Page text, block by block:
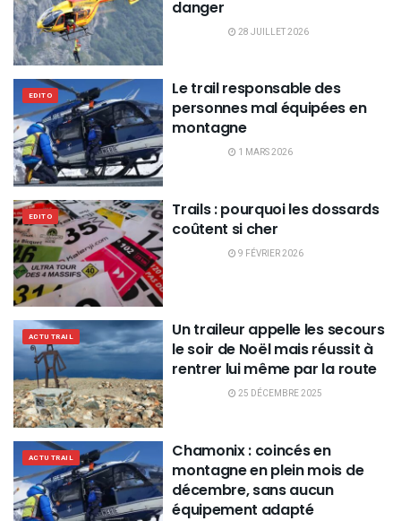
danger
28 JUILLET 2026
EDITO
Le trail responsable des
personnes mal équipées en
montagne
1 MARS 2026
EDITO
Trails : pourquoi les dossards
coûtent si cher
9 FÉVRIER 2026
ACTU TRAIL
Un traileur appelle les secours
le soir de Noël mais réussit à
rentrer lui même par la route
25 DÉCEMBRE 2025
ACTU TRAIL
Chamonix : coincés en
montagne en plein mois de
décembre, sans aucun
équipement adapté